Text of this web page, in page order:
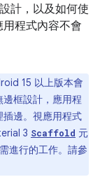
計，以及如何使
用程式內容不會
15 以上版本會
框設計，應用程
邊。視應用程式
3 Scaffold 元
進行的工作。請參